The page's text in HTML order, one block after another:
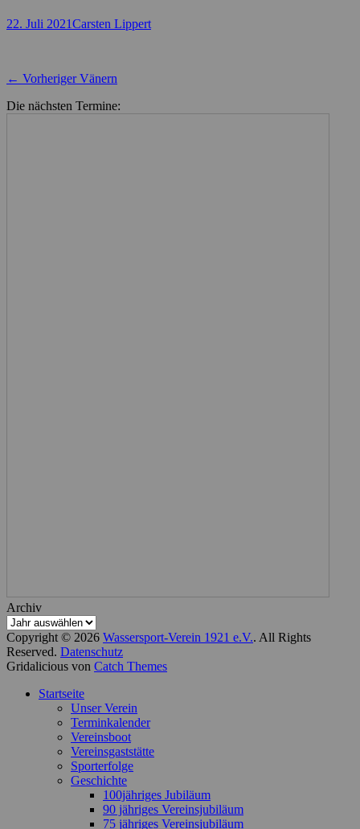
Posted
22. Juli 2021Autor
Carsten Lippert
Beitragsnavigation
← Vorheriger Vorheriger
Vänern
Die nächsten Termine:
Archiv
Copyright © 2026 Wassersport-Verein 1921 e.V.. All Rights
Reserved. Datenschutz
Gridalicious von Catch Themes
oben
Startseite
Unser Verein
Terminkalender
Vereinsboot
Vereinsgaststätte
Sporterfolge
Geschichte
100jähriges Jubiläum
90 jähriges Vereinsjubiläum
75 jähriges Vereinsjubiläum